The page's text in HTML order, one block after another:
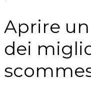
Aprire
dei